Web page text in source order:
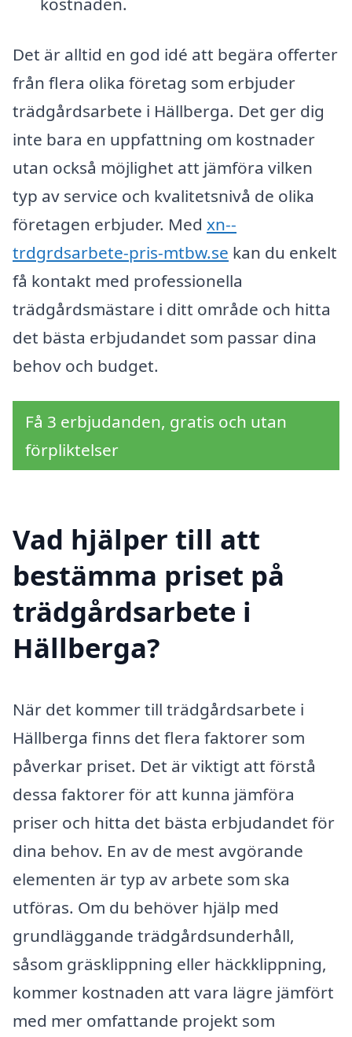
Det är alltid en god idé att begära offerter
från flera olika företag som erbjuder
trädgårdsarbete i Hällberga. Det ger dig
inte bara en uppfattning om kostnader
utan också möjlighet att jämföra vilken
typ av service och kvalitetsnivå de olika
företagen erbjuder. Med xn--
trdgrdsarbete-pris-mtbw.se kan du enkelt
få kontakt med professionella
trädgårdsmästare i ditt område och hitta
det bästa erbjudandet som passar dina
behov och budget.
Få 3 erbjudanden, gratis och utan
förpliktelser
Vad hjälper till att
bestämma priset på
trädgårdsarbete i
Hällberga?
När det kommer till trädgårdsarbete i
Hällberga finns det flera faktorer som
påverkar priset. Det är viktigt att förstå
dessa faktorer för att kunna jämföra
priser och hitta det bästa erbjudandet för
dina behov. En av de mest avgörande
elementen är typ av arbete som ska
utföras. Om du behöver hjälp med
grundläggande trädgårdsunderhåll,
såsom gräsklippning eller häckklippning,
kommer kostnaden att vara lägre jämfört
med mer omfattande projekt som